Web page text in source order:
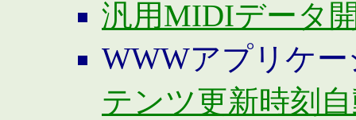
汎用MIDIデータ
WWWアプリケ
テンツ更新時刻